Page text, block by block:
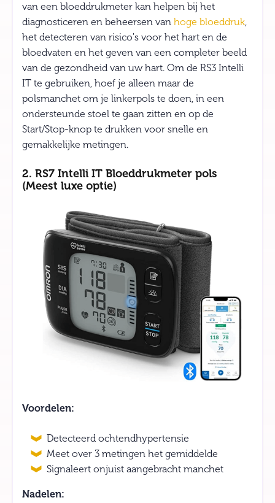
van een bloeddrukmeter kan helpen bij het
diagnosticeren en beheersen van hoge bloeddruk,
het detecteren van risico's voor het hart en de
bloedvaten en het geven van een completer beeld
van de gezondheid van uw hart. Om de RS3 Intelli
IT te gebruiken, hoef je alleen maar de
polsmanchet om je linkerpols te doen, in een
ondersteunde stoel te gaan zitten en op de
Start/Stop-knop te drukken voor snelle en
gemakkelijke metingen.
2. RS7 Intelli IT Bloeddrukmeter pols
(Meest luxe optie)
Voordelen:
Detecteerd ochtendhypertensie
Meet over 3 metingen het gemiddelde
Signaleert onjuist aangebracht manchet
Nadelen: